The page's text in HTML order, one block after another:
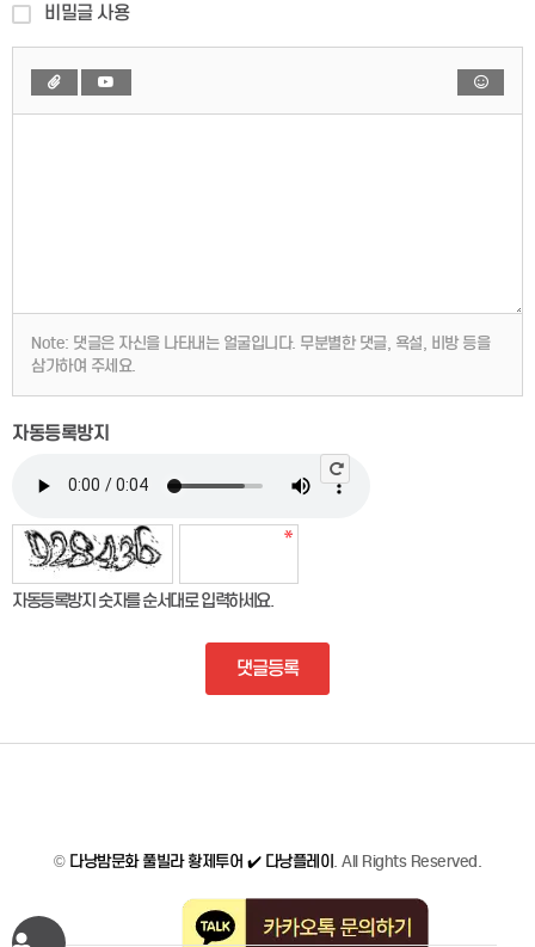
비밀글 사용
Note: 댓글은 자신을 나타내는 얼굴입니다. 무분별한 댓글, 욕설, 비방 등을
삼가하여 주세요.
자동등록방지
자동등록방지 숫자를 순서대로 입력하세요.
댓글등록
© 다낭밤문화 풀빌라 황제투어 ✔️ 다낭플레이 . All Rights Reserved.